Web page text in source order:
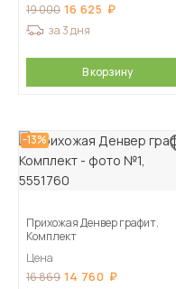
19 000 16 625
за 3 дня
В корзину
-13%
Прихожая Денвер графит.
Комплект
Цена
16 869 14 760